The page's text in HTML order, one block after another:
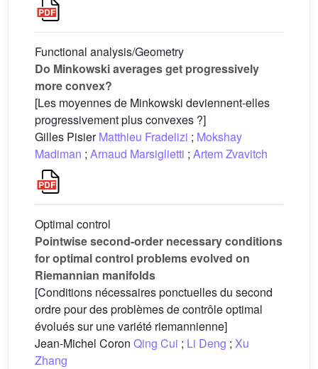
Functional analysis/Geometry
Do Minkowski averages get progressively
more convex?
[Les moyennes de Minkowski deviennent-elles
progressivement plus convexes ?]
Gilles PisierMatthieu Fradelizi ; Mokshay
Madiman ; Arnaud Marsiglietti ; Artem Zvavitch
Optimal control
Pointwise second-order necessary conditions
for optimal control problems evolved on
Riemannian manifolds
[Conditions nécessaires ponctuelles du second
ordre pour des problèmes de contrôle optimal
évolués sur une variété riemannienne]
Jean-Michel Coron Qing Cui ; Li Deng ; Xu
Zhang